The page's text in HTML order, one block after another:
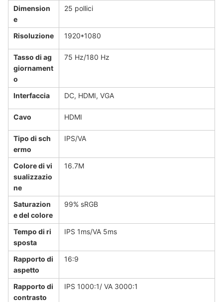
Dimension
e
25 pollici
Risoluzione 1920*1080
Tasso di ag
giornament
o
75 Hz/180 Hz
Interfaccia DC, HDMI, VGA
Cavo HDMI
Tipo di sch
ermo
IPS/VA
Colore di vi
sualizzazio
ne
16.7M
Saturazion
e del colore
99% sRGB
Tempo di ri
sposta
IPS 1ms/VA 5ms
Rapporto di
aspetto
16:9
Rapporto di
contrasto
IPS 1000:1/ VA 3000:1